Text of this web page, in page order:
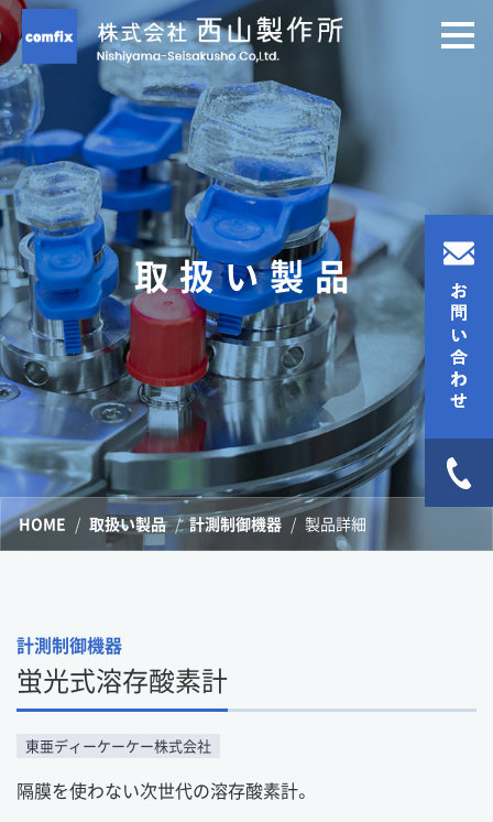
取扱い製品
HOME 取扱い製品 計測制御機器 製品詳細
計測制御機器
蛍光式溶存酸素計
東亜ディーケーケー株式会社
隔膜を使わない次世代の溶存酸素計。